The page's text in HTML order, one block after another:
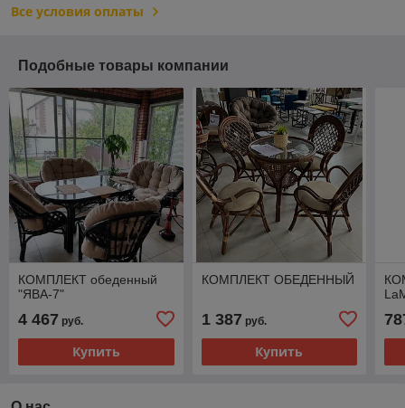
Все условия оплаты
Подобные товары компании
КОМПЛЕКТ обеденный
"ЯВА-7"
4 467 руб.
Купить
КОМПЛЕКТ ОБЕДЕННЫЙ
1 387 руб.
Купить